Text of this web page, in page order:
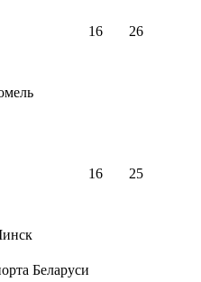
16 26
16 25
Беларуси